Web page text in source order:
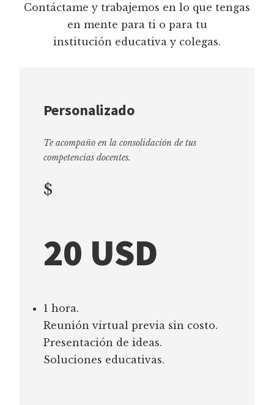
Contáctame y trabajemos en lo que tengas
en mente para ti o para tu
institución educativa y colegas.
Personalizado
Te acompaño en la consolidación de tus
competencias docentes.
$
20 USD
1 hora.
Reunión virtual previa sin costo.
Presentación de ideas.
Soluciones educativas.